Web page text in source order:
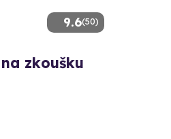
9.6(50)
zkoušku